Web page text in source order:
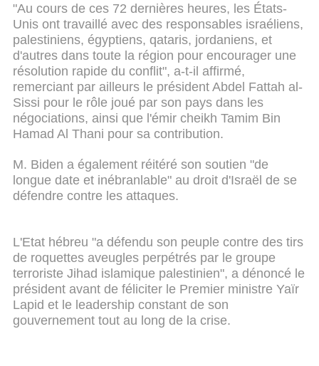
"Au cours de ces 72 dernières heures, les États-
Unis ont travaillé avec des responsables israéliens,
palestiniens, égyptiens, qataris, jordaniens, et
d'autres dans toute la région pour encourager une
résolution rapide du conflit", a-t-il affirmé,
remerciant par ailleurs le président Abdel Fattah al-
Sissi pour le rôle joué par son pays dans les
négociations, ainsi que l'émir cheikh Tamim Bin
Hamad Al Thani pour sa contribution.
M. Biden a également réitéré son soutien "de
longue date et inébranlable" au droit d'Israël de se
défendre contre les attaques.
L'Etat hébreu "a défendu son peuple contre des tirs
de roquettes aveugles perpétrés par le groupe
terroriste Jihad islamique palestinien", a dénoncé le
président avant de féliciter le Premier ministre Yaïr
Lapid et le leadership constant de son
gouvernement tout au long de la crise.